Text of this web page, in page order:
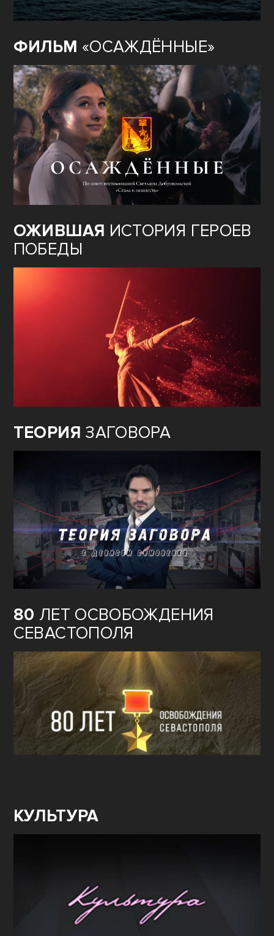
ФИЛЬМ «ОСАЖДЁННЫЕ»
ОЖИВШАЯ ИСТОРИЯ ГЕРОЕВ
ПОБЕДЫ
ТЕОРИЯ ЗАГОВОРА
80 ЛЕТ ОСВОБОЖДЕНИЯ
СЕВАСТОПОЛЯ
КУЛЬТУРА